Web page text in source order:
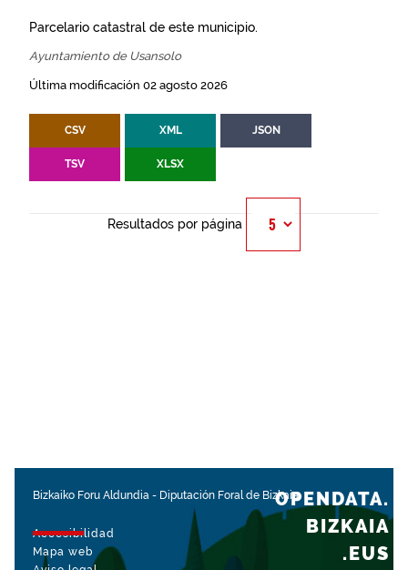
Parcelario catastral de este municipio.
Ayuntamiento de Usansolo
Última modificación 02 agosto 2026
CSV XML JSON
TSV XLSX
Resultados por página
Bizkaiko Foru Aldundia - Diputación Foral de Bizkaia
Accesibilidad
Mapa web
OPENDATA.
BIZKAIA
.EUS